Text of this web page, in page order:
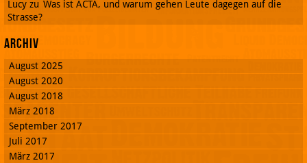
Lucy zu Was ist ACTA, und warum gehen Leute dagegen auf die
Strasse?
Archiv
August 2025
August 2020
August 2018
März 2018
September 2017
Juli 2017
März 2017